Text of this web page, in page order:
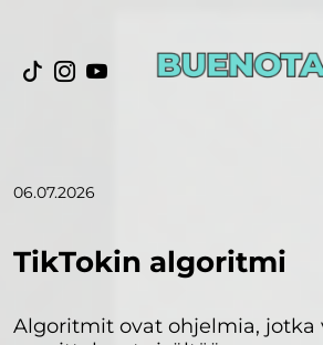
06.07.2026
TikTokin algoritmi
Algoritmit ovat ohjelmia, jotka